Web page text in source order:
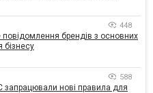
448
брендів з основних
бізнесу
588
нові правила для